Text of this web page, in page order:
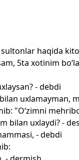
haqida
5ta xotinim
- debdi
uxlamayman,
"O‘zimni
bilan uxlaydi? -
- debdi